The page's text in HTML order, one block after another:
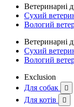
Ветеринарні
Сухий
Вологий
Ветеринарні
Сухий
Вологий
Exclusion
Для собак

Для котів 